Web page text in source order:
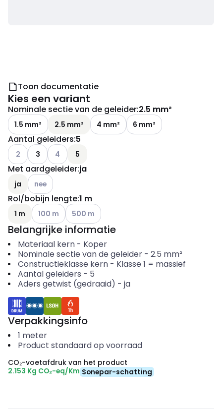
Toon documentatie
Kies een variant
Nominale sectie van de geleider:2.5 mm²
1.5 mm² 2.5 mm² 4 mm² 6 mm²
Aantal geleiders:5
Andere varianten (Huidige combinatie niet mogelijk)
2 3 Andere varianten (Huidige combinatie niet
4 5
Met aardgeleider:ja
ja Andere varianten (Huidige combinatie niet mogelijk)
nee
Rol/bobijn lengte:1 m
1 m Andere varianten (Huidige combinatie niet mogelijk)
100 m Andere varianten (Huidige combinatie niet
500 m
Belangrijke informatie
Materiaal kern- Koper
Nominale sectie van de geleider- 2.5 mm²
Constructieklasse kern- Klasse 1 = massief
Aantal geleiders - 5
Aders getwist (gedraaid) - ja
Verpakkingsinfo
1 meter
Product standaard op voorraad
CO₂-voetafdruk van het product
2.153 Kg CO₂-eq/Km Sonepar-schatting